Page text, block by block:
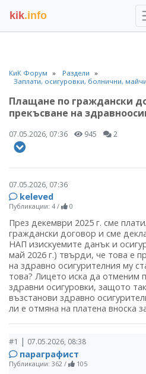
kik.info
КиК Форум
Раздели
Заплати, осигуровки, болнични,
Плащане по граждански
прекъсване на
07.05.2026, 07:36 945 2
07.05.2026, 07:36
keleved
Публикации: 4 / 0
През декември 2025 г. сме
граждански договор и сме
НАП изискуемите данък и
май 2026 г.) твърди, че това е
на здравно осигурителния му
това? Лицето иска да отменим
здравни осигуровки, защото
възстанови здравно
ли е отмяна на платена вноска
#1 | 07.05.2026, 08:38
параграфист
Публикации: 362 / 105